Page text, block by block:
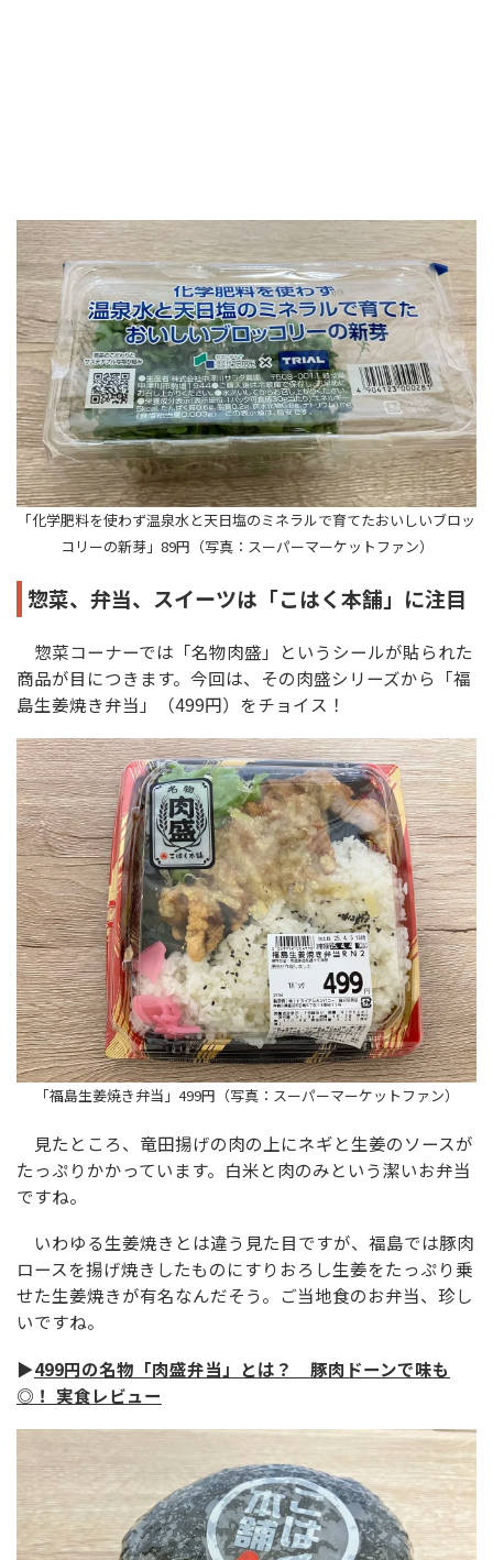
「化学肥料を使わず温泉水と天日塩のミネラルで育てたおいしいブロッ
コリーの新芽」89円（写真：スーパーマーケットファン）
惣菜、弁当、スイーツは「こはく本舗」に注目
惣菜コーナーでは「名物肉盛」というシールが貼られた
商品が目につきます。今回は、その肉盛シリーズから「福
島生姜焼き弁当」（499円）をチョイス！
「福島生姜焼き弁当」499円（写真：スーパーマーケットファン）
見たところ、竜田揚げの肉の上にネギと生姜のソースが
たっぷりかかっています。白米と肉のみという潔いお弁当
ですね。
いわゆる生姜焼きとは違う見た目ですが、福島では豚肉
ロースを揚げ焼きしたものにすりおろし生姜をたっぷり乗
せた生姜焼きが有名なんだそう。ご当地食のお弁当、珍し
いですね。
▶499円の名物「肉盛弁当」とは？ 豚肉ドーンで味も
◎！ 実食レビュー